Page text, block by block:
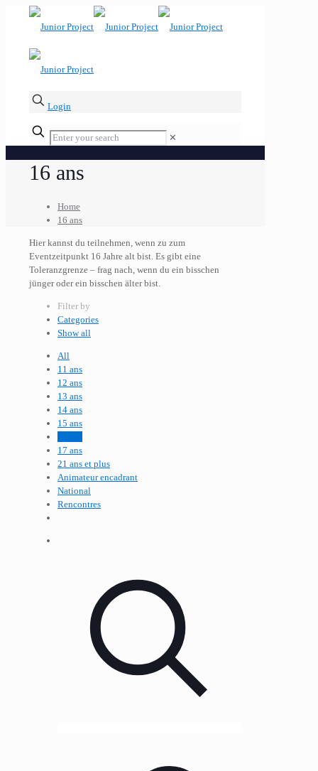
Login
✕
16 ans
Home
16 ans
Hier kannst du teilnehmen, wenn zu zum
Eventzeitpunkt 16 Jahre alt bist. Es gibt eine
Toleranzgrenze – frag nach, wenn du ein bisschen
jünger oder ein bisschen älter bist.
Filter by
Categories
Show all
All
11 ans
12 ans
13 ans
14 ans
15 ans
17 ans
21 ans et plus
Animateur encadrant
National
Rencontres